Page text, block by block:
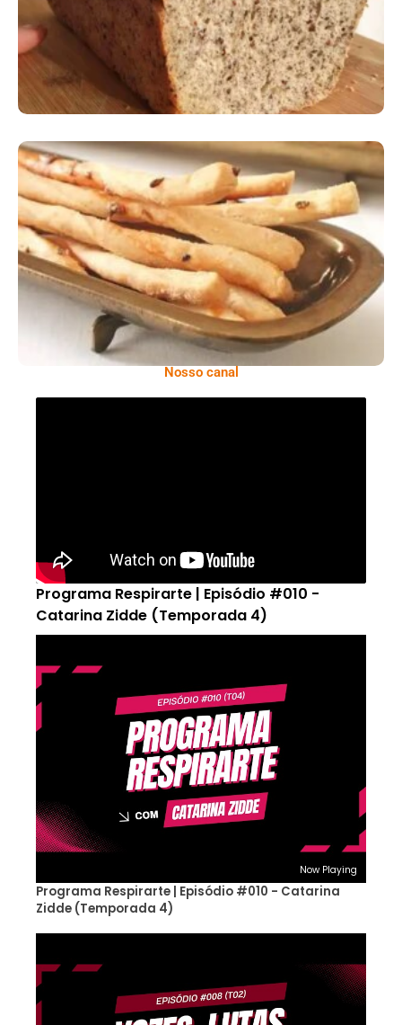
Comer Bem: Palitinhos De Cebola E Salsa
Nosso canal
Programa Respirarte | Episódio #010 -
Catarina Zidde (Temporada 4)
Now Playing
Programa Respirarte | Episódio #010 - Catarina
Zidde (Temporada 4)